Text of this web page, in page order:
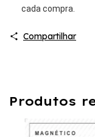
cada compra.
Compartilhar
Produtos